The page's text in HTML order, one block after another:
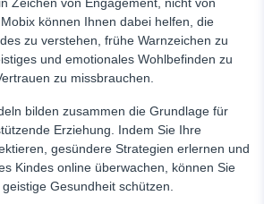
können Ihnen dabei helfen, die
zu verstehen, frühe Warnzeichen zu
und emotionales Wohlbefinden zu
zu missbrauchen.
bilden zusammen die Grundlage für
Erziehung. Indem Sie Ihre
gesündere Strategien erlernen und
Kindes online überwachen, können Sie
Gesundheit schützen.